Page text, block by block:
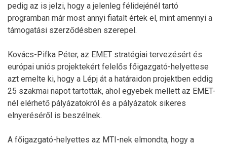
pedig az is jelzi, hogy a jelenleg félidejénél tartó
programban már most annyi fiatalt értek el, mint amennyi a
támogatási szerződésben szerepel.
Kovács-Pifka Péter, az EMET stratégiai tervezésért és
európai uniós projektekért felelős főigazgató-helyettese
azt emelte ki, hogy a Lépj át a határaidon projektben eddig
25 szakmai napot tartottak, ahol egyebek mellett az EMET-
nél elérhető pályázatokról és a pályázatok sikeres
elnyeréséről is beszélnek.
A főigazgató-helyettes az MTI-nek elmondta, hogy a